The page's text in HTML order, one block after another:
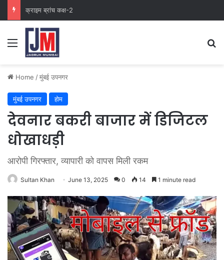
क्राइम ब्रांच कक्ष-2
Home /मुंबई उपनगर
मुंबई उपनगर होम
देवनार बकरी बाजार में डिजिटल
धोखाधड़ी
आरोपी गिरफ्तार, व्यापारी को वापस मिली रकम
Sultan Khan June 13, 2025 0 14 1 minute read